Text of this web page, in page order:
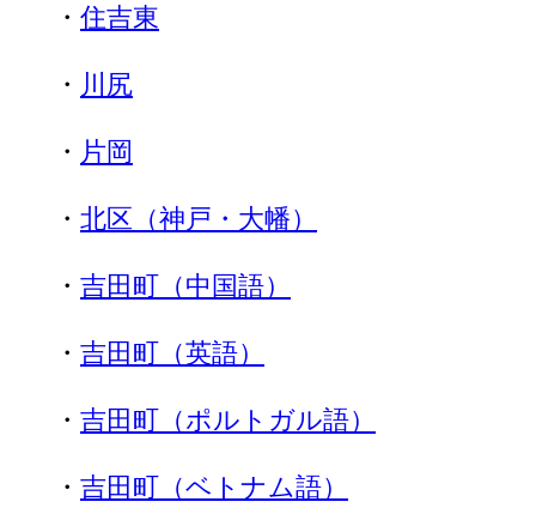
・ 住吉東
・ 川尻
・ 片岡
・ 北区（神戸・大幡）
・ 吉田町（中国語）
・ 吉田町（英語）
・ 吉田町（ポルトガル語）
・ 吉田町（ベトナム語）